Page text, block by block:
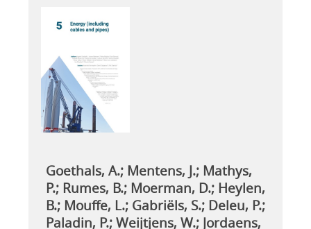
Goethals, A.; Mentens, J.; Mathys,
P.; Rumes, B.; Moerman, D.; Heylen,
B.; Mouffe, L.; Gabriëls, S.; Deleu, P.;
Paladin, P.; Weijtjens, W.; Jordaens,